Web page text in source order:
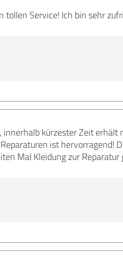
Service! Ich bin sehr
kürzester Zeit
ist hervorragend!
Mal Kleidung zur